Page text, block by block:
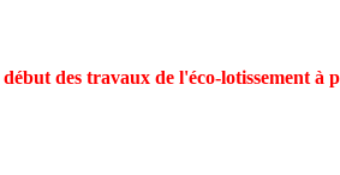
des travaux de l'éco-lotissement à